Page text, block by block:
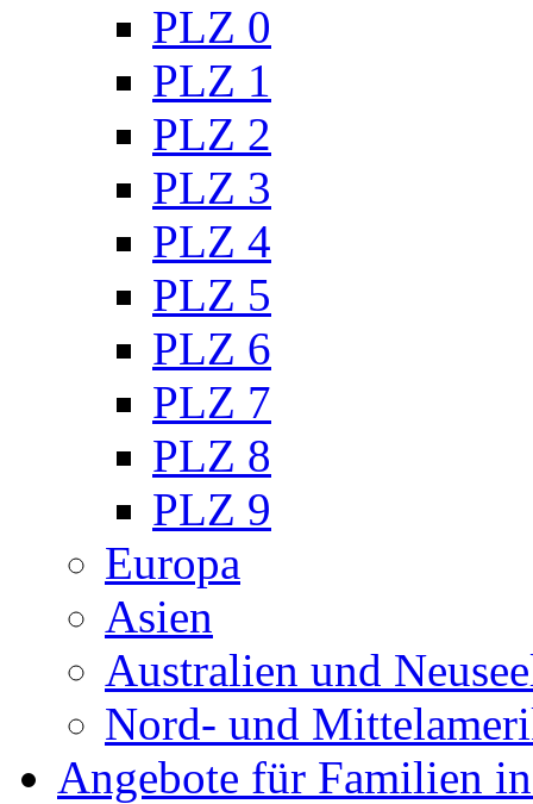
PLZ 0
PLZ 1
PLZ 2
PLZ 3
PLZ 4
PLZ 5
PLZ 6
PLZ 7
PLZ 8
PLZ 9
Europa
Asien
Australien und
Nord- und
Angebote für Familien